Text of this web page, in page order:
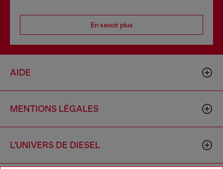
En savoir plus
AIDE
MENTIONS LÉGALES
L'UNIVERS DE DIESEL